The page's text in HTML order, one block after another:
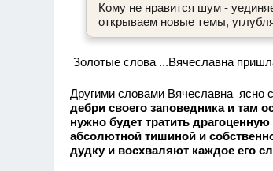
Кому не нравится шум -
открываем новые темы,
Золотые слова ...Вячеславна
Другими словами Вячеславна ясно
дебри своего заповедника и там
нужно будет тратить
абсолютной тишиной и
дудку и восхваляют каждое его